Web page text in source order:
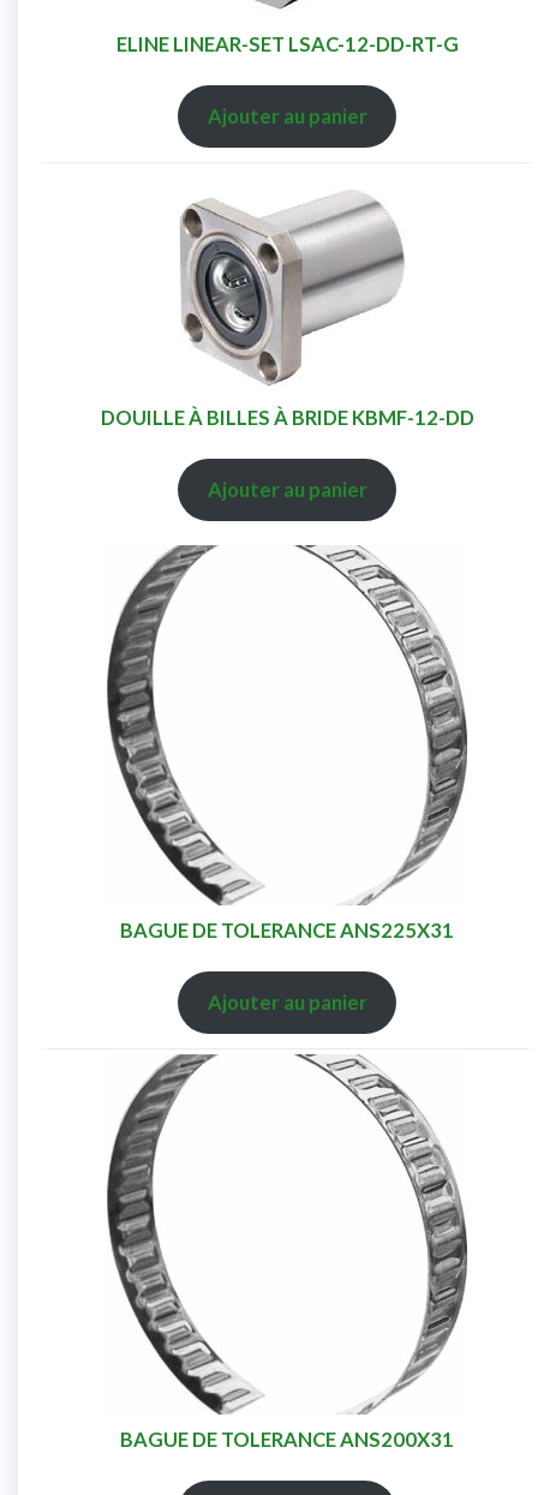
ELINE LINEAR-SET LSAC-12-DD-RT-G
Ajouter au panier
DOUILLE À BILLES À BRIDE KBMF-12-DD
Ajouter au panier
BAGUE DE TOLERANCE ANS225X31
Ajouter au panier
BAGUE DE TOLERANCE ANS200X31